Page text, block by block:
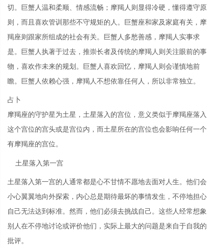
切。巨蟹人温和柔顺、情感流畅；摩羯人则显得冷硬，懂得遵守原
则，而且喜欢管训那些不守规矩的人。巨蟹座和家及家庭有关，摩
羯座则跟家所组成的社会有关。巨蟹人多愁善感，摩羯人实事求
是。巨蟹人执著于过去，推崇长者及传统的摩羯人则关注眼前的事
物，喜欢作未来的规划。巨蟹人喜欢回忆，摩羯人则会谨慎地前
瞻。巨蟹人依赖心强，摩羯人不想依靠任何人，所以非常独立。
占卜
摩羯座的守护星为土星，土星落入的宫位，意义类似于摩羯座落入
这个宫位的宫头或是宫位内，而土星所在的宫位也会影响任何一个
有摩羯座的宫位。
土星落入第一宫
土星落入第一宫的人通常都是心不甘情不愿地去面对人生。他们会
小心翼翼地向外探索，内心总是期待最坏的事情发生，不停地担心
自己无法达到标准。然而，他们必须去挑战自己。这些人经常想象
别人在不停地讨论或评价他们，实际上最大的问题是来自于自我的
批评。